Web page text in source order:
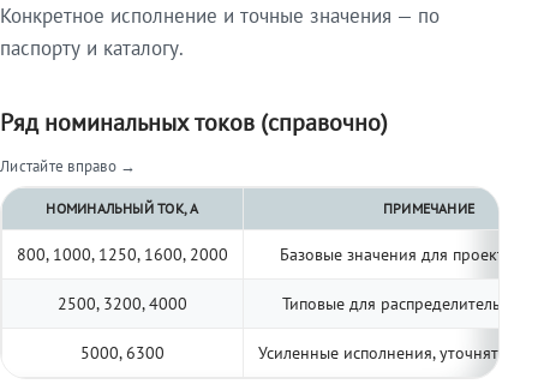
Конкретное исполнение и точные значения — по
паспорту и каталогу.
Ряд номинальных токов (справочно)
Листайте вправо →
НОМИНАЛЬНЫЙ ТОК, А ПРИМЕЧАНИЕ
800, 1000, 1250, 1600, 2000 Базовые значения для
2500, 3200, 4000 Типовые для распределительных
5000, 6300 Усиленные исполнения, уточнять по